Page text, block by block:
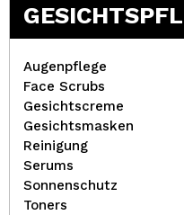
Augenpflege
Face Scrubs
Gesichtscreme
Gesichtsmasken
Reinigung
Serums
Sonnenschutz
Toners